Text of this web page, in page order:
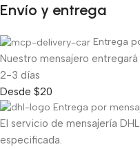
Envío y entrega
Entrega
Nuestro mensajero
2-3 días
Desde $20
Entrega por
El servicio de mensajería
especificada.